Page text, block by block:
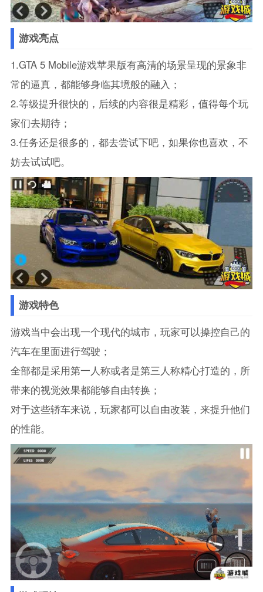
游戏亮点
1.GTA 5 Mobile游戏苹果版有高清的场景呈现的景象非
常的逼真，都能够身临其境般的融入；
2.等级提升很快的，后续的内容很是精彩，值得每个玩
家们去期待；
3.任务还是很多的，都去尝试下吧，如果你也喜欢，不
妨去试试吧。
游戏特色
游戏当中会出现一个现代的城市，玩家可以操控自己的
汽车在里面进行驾驶；
全部都是采用第一人称或者是第三人称精心打造的，所
带来的视觉效果都能够自由转换；
对于这些轿车来说，玩家都可以自由改装，来提升他们
的性能。